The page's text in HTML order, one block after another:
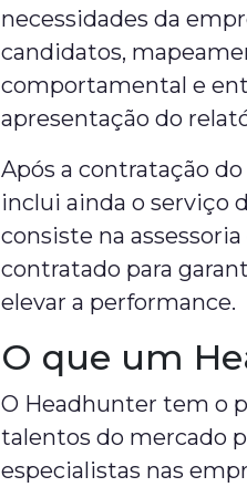
necessidades da
candidatos,
comportamental e
apresentação do
Após a contratação
inclui ainda o serviço
consiste na
contratado para
elevar a performance.
O que um
O Headhunter tem o
talentos do mercado
especialistas nas